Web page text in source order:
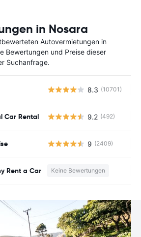
in Nosara
Autovermietungen in
Bewertungen und Preise dieser
Suchanfrage.
8.3 (10701)
Car Rental 9.2 (492)
9 (2409)
Rent a Car Keine Bewertungen